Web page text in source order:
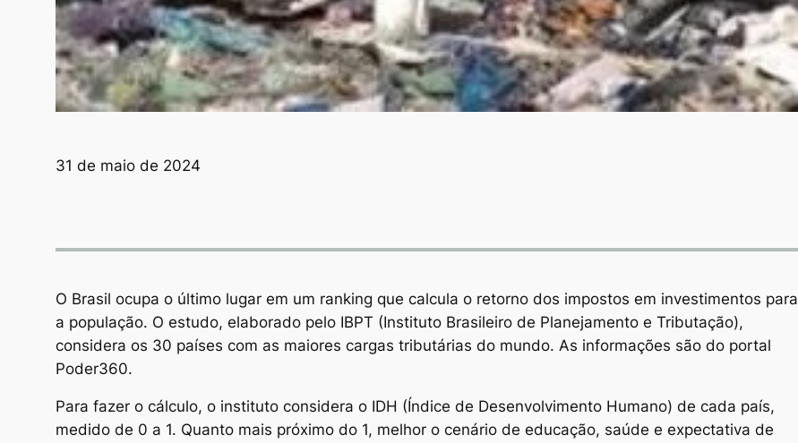
31 de maio de 2024
O Brasil ocupa o último lugar em um ranking que calcula o retorno dos impostos em investimentos para
a população. O estudo, elaborado pelo IBPT (Instituto Brasileiro de Planejamento e Tributação),
considera os 30 países com as maiores cargas tributárias do mundo. As informações são do portal
Poder360.
Para fazer o cálculo, o instituto considera o IDH (Índice de Desenvolvimento Humano) de cada país,
medido de 0 a 1. Quanto mais próximo do 1, melhor o cenário de educação, saúde e expectativa de